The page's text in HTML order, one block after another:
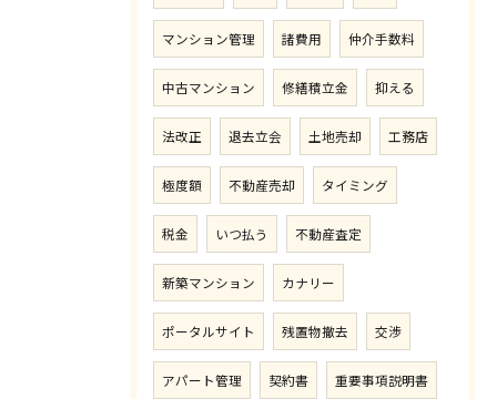
マンション管理 諸費用 仲介手数料
中古マンション 修繕積立金 抑える
法改正 退去立会 土地売却 工務店
極度額 不動産売却 タイミング
税金 いつ払う 不動産査定
新築マンション カナリー
ポータルサイト 残置物撤去 交渉
アパート管理 契約書 重要事項説明書